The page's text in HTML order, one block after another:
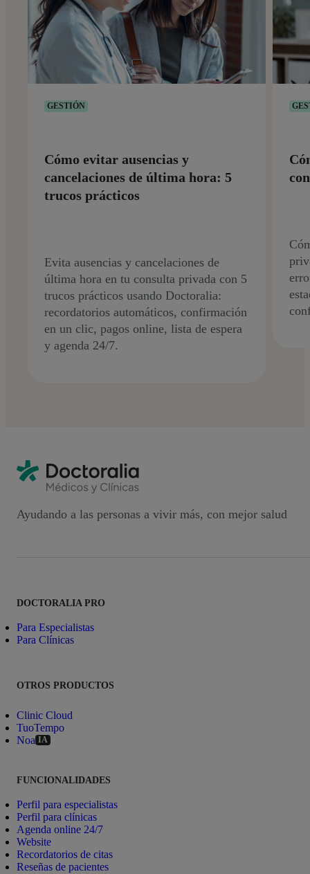
GESTIÓN
Cómo evitar ausencias y
cancelaciones de última hora: 5
trucos prácticos
Evita ausencias y cancelaciones de
última hora en tu consulta privada con 5
trucos prácticos usando Doctoralia:
recordatorios automáticos, confirmación
en un clic, pagos online, lista de espera
y agenda 24/7.
Ayudando a las personas a vivir más, con mejor salud
DOCTORALIA PRO
Para Especialistas
Para Clínicas
OTROS PRODUCTOS
Clinic Cloud
TuoTempo
Noa IA
FUNCIONALIDADES
Perfil para especialistas
Perfil para clínicas
Agenda online 24/7
Website
Recordatorios de citas
Reseñas de pacientes